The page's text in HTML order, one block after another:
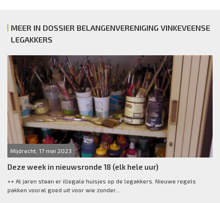
MEER IN DOSSIER BELANGENVERENIGING VINKEVEENSE
LEGAKKERS
Mijdrecht, 17 mei 2023
Deze week in nieuwsronde 18 (elk hele uur)
++ Al jaren staan er illegale huisjes op de legakkers. Nieuwe regels
pakken vooral goed uit voor wie zonder...